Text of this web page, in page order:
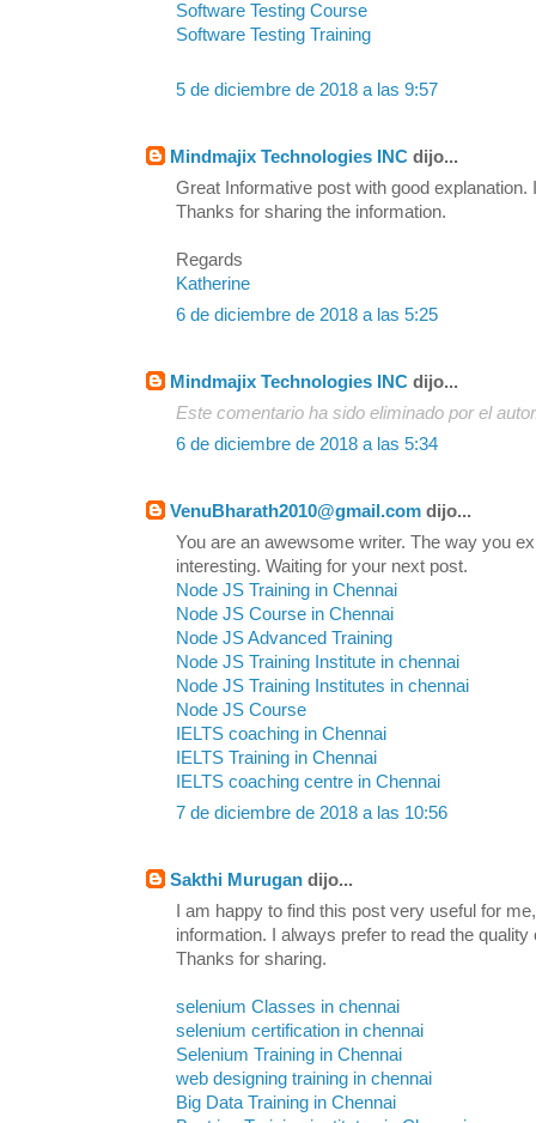
Software Testing Course
Software Testing Training
5 de diciembre de 2018 a las 9:57
Mindmajix Technologies INC dijo...
Great Informative post with good explanation.
Thanks for sharing the information.
Regards
Katherine
6 de diciembre de 2018 a las 5:25
Mindmajix Technologies INC dijo...
Este comentario ha sido eliminado por el
6 de diciembre de 2018 a las 5:34
VenuBharath2010@gmail.com dijo...
You are an awewsome writer. The way you
interesting. Waiting for your next post.
Node JS Training in Chennai
Node JS Course in Chennai
Node JS Advanced Training
Node JS Training Institute in chennai
Node JS Training Institutes in chennai
Node JS Course
IELTS coaching in Chennai
IELTS Training in Chennai
IELTS coaching centre in Chennai
7 de diciembre de 2018 a las 10:56
Sakthi Murugan dijo...
I am happy to find this post very useful for
information. I always prefer to read the
Thanks for sharing.
selenium Classes in chennai
selenium certification in chennai
Selenium Training in Chennai
web designing training in chennai
Big Data Training in Chennai